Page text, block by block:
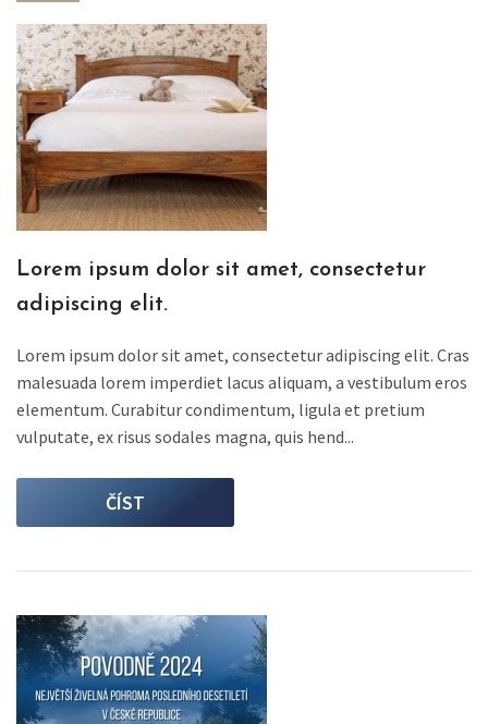
Lorem ipsum dolor sit amet, consectetur
adipiscing elit.
Lorem ipsum dolor sit amet, consectetur adipiscing elit. Cras
malesuada lorem imperdiet lacus aliquam, a vestibulum eros
elementum. Curabitur condimentum, ligula et pretium
vulputate, ex risus sodales magna, quis hend...
ČÍST